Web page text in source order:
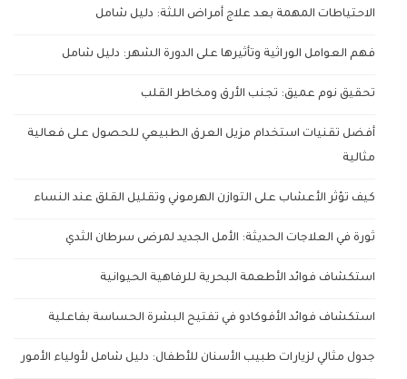
الاحتياطات المهمة بعد علاج أمراض اللثة: دليل شامل
فهم العوامل الوراثية وتأثيرها على الدورة الشهر: دليل شامل
تحقيق نوم عميق: تجنب الأرق ومخاطر القلب
أفضل تقنيات استخدام مزيل العرق الطبيعي للحصول على فعالية
مثالية
كيف تؤثر الأعشاب على التوازن الهرموني وتقليل القلق عند النساء
ثورة في العلاجات الحديثة: الأمل الجديد لمرضى سرطان الثدي
استكشاف فوائد الأطعمة البحرية للرفاهية الحيوانية
استكشاف فوائد الأفوكادو في تفتيح البشرة الحساسة بفاعلية
جدول مثالي لزيارات طبيب الأسنان للأطفال: دليل شامل لأولياء الأمور